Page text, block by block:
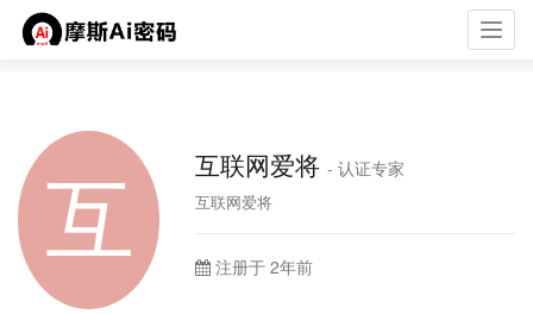
互联网爱将- 认证专家
互联网爱将
注册于 2年前